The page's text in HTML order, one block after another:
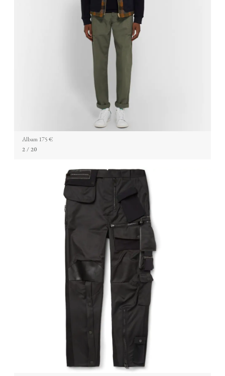
Albam 175 €
2/ 20